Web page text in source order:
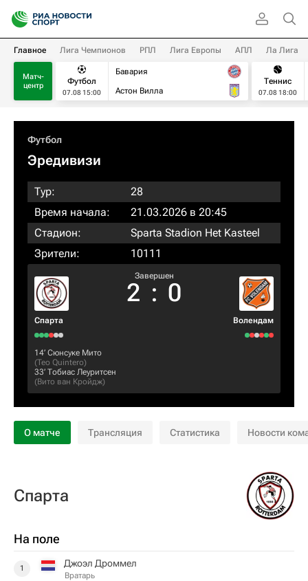
Главное Лига Чемпионов РПЛ Лига Европы АПЛ Ла Лига
Матч-
центр
Футбол
07.08 15:00
Бавария
Астон Вилла
Теннис
07.08 18:00
Футбол
Эредивизи
Тур:
28
Время начала:
21.03.2026 в 20:45
Стадион:
Sparta Stadion Het Kasteel
Зрители:
10111
Спарта
Завершен
2 : 0
Волендам
14‎’‎ Сюнсуке Мито
(Teo Quintero)
33‎’‎ Тобиас Леуритсен
(Вито ван Кройдж)
О матче Трансляция Статистика Новости
Спарта
На поле
1 Джоэл Дроммел
Вратарь